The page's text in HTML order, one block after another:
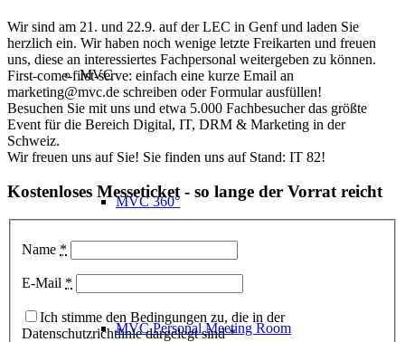
MVC
MVC 360°
MVC Personal Meeting Room
Wir sind am 21. und 22.9. auf der LEC in Genf und laden Sie
herzlich ein. Wir haben noch wenige letzte Freikarten und freuen
uns, diese an interessiertes Fachpersonal weitergeben zu können.
First-come-first-serve: einfach eine kurze Email an
marketing@mvc.de schreiben oder Formular ausfüllen!
Besuchen Sie mit uns und etwa 5.000 Fachbesucher das größte
Event für die Bereich Digital, IT, DRM & Marketing in der
Schweiz.
Wir freuen uns auf Sie! Sie finden uns auf Stand: IT 82!
Kostenloses Messeticket - so lange der Vorrat reicht
Name *
E-Mail *
Ich stimme den Bedingungen zu, die in der
Datenschutzrichtlinie dargelegt sind *